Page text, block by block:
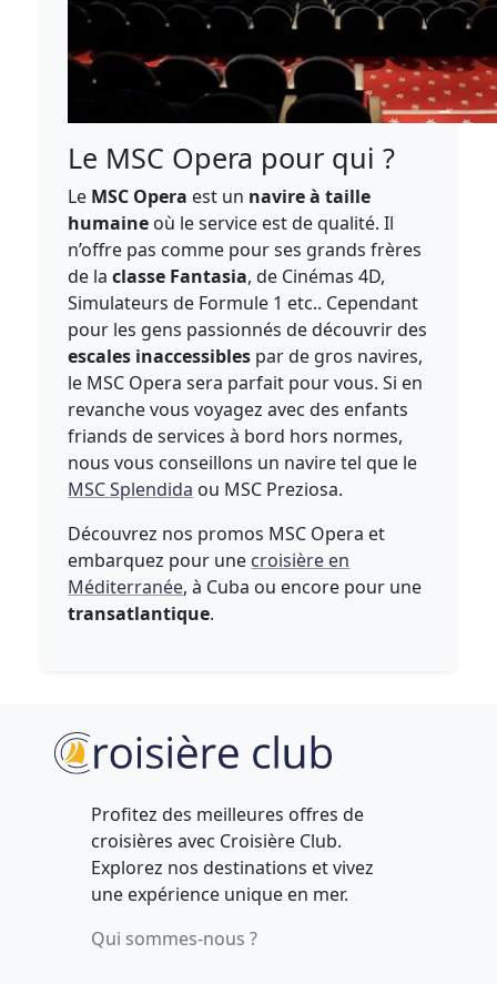
Le MSC Opera pour qui ?
Le MSC Opera est un navire à taille
humaine où le service est de qualité. Il
n’offre pas comme pour ses grands frères
de laclasse Fantasia, de Cinémas 4D,
Simulateurs de Formule 1 etc.. Cependant
pour les gens passionnés de découvrir des
escales inaccessibles par de gros navires,
le MSC Opera sera parfait pour vous. Si en
revanche vous voyagez avec des enfants
friands de services à bord hors normes,
nous vous conseillons un navire tel que le
MSC Splendida ou MSC Preziosa.
Découvrez nos promos MSC Opera et
embarquez pour une croisière en
Méditerranée, à Cuba ou encore pour une
transatlantique.
Profitez des meilleures offres de
croisières avec Croisière Club.
Explorez nos destinations et vivez
une expérience unique en mer.
Qui sommes-nous ?